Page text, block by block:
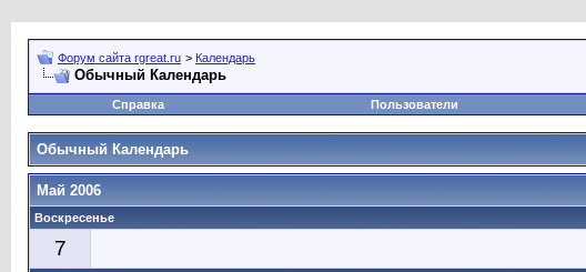
Форум сайта rgreat.ru > Календарь
Обычный Календарь
Справка
Пользователи
Обычный Календарь
Май 2006
Воскресенье
7